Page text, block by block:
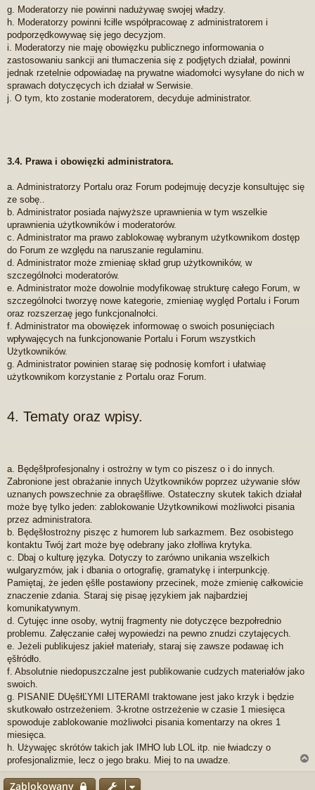
g. Moderatorzy nie powinni nadużywaę swojej władzy.
h. Moderatorzy powinni łciłle współpracowaę z administratorem i
podporzędkowywaę się jego decyzjom.
i. Moderatorzy nie maję obowięzku publicznego informowania o
zastosowaniu sankcji ani tłumaczenia się z podjętych działał, powinni
jednak rzetelnie odpowiadaę na prywatne wiadomołci wysyłane do nich w
sprawach dotyczęcych ich działał w Serwisie.
j. O tym, kto zostanie moderatorem, decyduje administrator.
3.4. Prawa i obowięzki administratora.
a. Administratorzy Portalu oraz Forum podejmuję decyzje konsultujęc się
ze sobę..
b. Administrator posiada najwyższe uprawnienia w tym wszelkie
uprawnienia użytkowników i moderatorów.
c. Administrator ma prawo zablokowaę wybranym użytkownikom dostęp
do Forum ze względu na naruszanie regulaminu.
d. Administrator może zmieniaę skład grup użytkowników, w
szczególnołci moderatorów.
e. Administrator może dowolnie modyfikowaę strukturę całego Forum, w
szczególnołci tworzyę nowe kategorie, zmieniaę wyględ Portalu i Forum
oraz rozszerzaę jego funkcjonalnołci.
f. Administrator ma obowięzek informowaę o swoich posunięciach
wpływajęcych na funkcjonowanie Portalu i Forum wszystkich
Użytkowników.
g. Administrator powinien staraę się podnosię komfort i ułatwiaę
użytkownikom korzystanie z Portalu oraz Forum.
4. Tematy oraz wpisy.
a. Będęšłprofesjonalny i ostrożny w tym co piszesz o i do innych.
Zabronione jest obrażanie innych Użytkowników poprzez używanie słów
uznanych powszechnie za obraęšłliwe. Ostateczny skutek takich działał
może byę tylko jeden: zablokowanie Użytkownikowi możliwołci pisania
przez administratora.
b. Będęšłostrożny piszęc z humorem lub sarkazmem. Bez osobistego
kontaktu Twój żart może byę odebrany jako złołliwa krytyka.
c. Dbaj o kulturę języka. Dotyczy to zarówno unikania wszelkich
wulgaryzmów, jak i dbania o ortografię, gramatykę i interpunkcję.
Pamiętaj, że jeden ęšłle postawiony przecinek, może zmienię całkowicie
znaczenie zdania. Staraj się pisaę językiem jak najbardziej
komunikatywnym.
d. Cytujęc inne osoby, wytnij fragmenty nie dotyczęce bezpołrednio
problemu. Załęczanie całej wypowiedzi na pewno znudzi czytajęcych.
e. Jeżeli publikujesz jakieł materiały, staraj się zawsze podawaę ich
ęšłródło.
f. Absolutnie niedopuszczalne jest publikowanie cudzych materiałów jako
swoich.
g. PISANIE DUęšłĽYMI LITERAMI traktowane jest jako krzyk i będzie
skutkowało ostrzeżeniem. 3-krotne ostrzeżenie w czasie 1 miesięca
spowoduje zablokowanie możliwołci pisania komentarzy na okres 1
miesięca.
h. Używajęc skrótów takich jak IMHO lub LOL itp. nie łwiadczy o
profesjonalizmie, lecz o jego braku. Miej to na uwadze.
Zablokowany